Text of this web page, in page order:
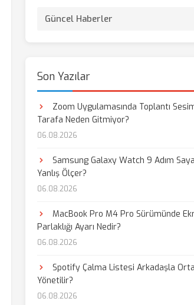
Güncel Haberler
Son Yazılar
Zoom Uygulamasında Toplantı
Tarafa Neden Gitmiyor?
06.08.2026
Samsung Galaxy Watch 9 Adım
Yanlış Ölçer?
06.08.2026
MacBook Pro M4 Pro Sürümünde
Parlaklığı Ayarı Nedir?
06.08.2026
Spotify Çalma Listesi Arkadaşla
Yönetilir?
06.08.2026